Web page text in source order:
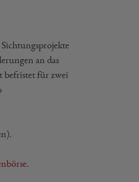
an das
befristet für zwei
.